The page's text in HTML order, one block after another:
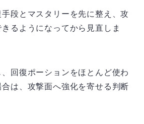
段とマスタリーを先に整え、攻
るようになってから見直しま
回復ポーションをほとんど使わ
は、攻撃面へ強化を寄せる判断